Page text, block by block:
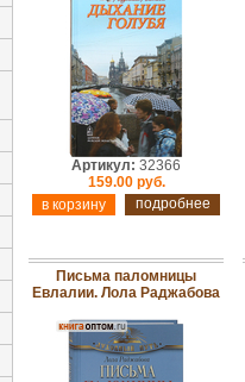
Артикул: 32366
159.00 руб.
подробнее
Письма паломницы
Евлалии. Лола Раджабова